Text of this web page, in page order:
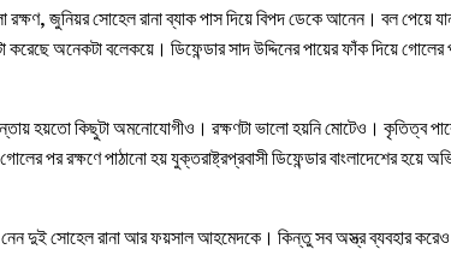
জুনিয়র সোহেল রানা ব্যাক পাস দিয়ে বিপদ ডেকে আনেন। বল পেয়ে
অনেকটা বলেকয়ে। ডিফেন্ডার সাদ উদ্দিনের পায়ের ফাঁক দিয়ে
হয়তো কিছুটা অমনোযোগীও। রক্ষণটা ভালো হয়নি মোটেও। কৃতিত্ব
পর রক্ষণে পাঠানো হয় যুক্তরাষ্ট্রপ্রবাসী ডিফেন্ডার বাংলাদেশের
দুই সোহেল রানা আর ফয়সাল আহমেদকে। কিন্তু সব অস্ত্র ব্যবহার করেও